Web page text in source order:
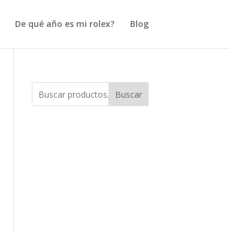
De qué año es mi rolex? Blog
Buscar